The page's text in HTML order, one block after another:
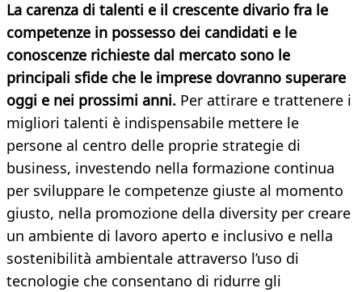
La carenza di talenti e il crescente divario fra le
competenze in possesso dei candidati e le
conoscenze richieste dal mercato sono le
principali sfide che le imprese dovranno superare
oggi e nei prossimi anni. Per attirare e trattenere i
migliori talenti è indispensabile mettere le
persone al centro delle proprie strategie di
business, investendo nella formazione continua
per sviluppare le competenze giuste al momento
giusto, nella promozione della diversity per creare
un ambiente di lavoro aperto e inclusivo e nella
sostenibilità ambientale attraverso l’uso di
tecnologie che consentano di ridurre gli